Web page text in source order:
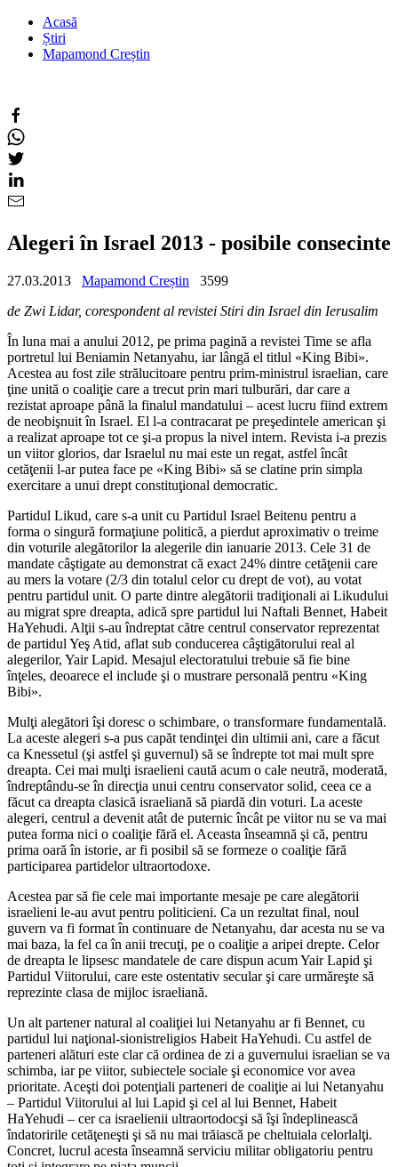
Acasă
Știri
Mapamond Creștin
Alegeri în Israel 2013 - posibile consecinte
27.03.2013 Mapamond Creștin
3599
de Zwi Lidar, corespondent al revistei Stiri din Israel din Ierusalim
În luna mai a anului 2012, pe prima pagină a revistei Time se afla
portretul lui Beniamin Netanyahu, iar lângă el titlul «King Bibi».
Acestea au fost zile strălucitoare pentru prim-ministrul israelian, care
ţine unită o coaliţie care a trecut prin mari tulburări, dar care a
rezistat aproape până la finalul mandatului – acest lucru fiind extrem
de neobişnuit în Israel. El l-a contracarat pe preşedintele american şi
a realizat aproape tot ce şi-a propus la nivel intern. Revista i-a prezis
un viitor glorios, dar Israelul nu mai este un regat, astfel încât
cetăţenii l-ar putea face pe «King Bibi» să se clatine prin simpla
exercitare a unui drept constituţional democratic.
Partidul Likud, care s-a unit cu Partidul Israel Beitenu pentru a
forma o singură formaţiune politică, a pierdut aproximativ o treime
din voturile alegătorilor la alegerile din ianuarie 2013. Cele 31 de
mandate câştigate au demonstrat că exact 24% dintre cetăţenii care
au mers la votare (2/3 din totalul celor cu drept de vot), au votat
pentru partidul unit. O parte dintre alegătorii tradiţionali ai Likudului
au migrat spre dreapta, adică spre partidul lui Naftali Bennet, Habeit
HaYehudi. Alţii s-au îndreptat către centrul conservator reprezentat
de partidul Yeş Atid, aflat sub conducerea câştigătorului real al
alegerilor, Yair Lapid. Mesajul electoratului trebuie să fie bine
înţeles, deoarece el include şi o mustrare personală pentru «King
Bibi».
Mulţi alegători îşi doresc o schimbare, o transformare fundamentală.
La aceste alegeri s-a pus capăt tendinţei din ultimii ani, care a făcut
ca Knessetul (şi astfel şi guvernul) să se îndrepte tot mai mult spre
dreapta. Cei mai mulţi israelieni caută acum o cale neutră, moderată,
îndreptându-se în direcţia unui centru conservator solid, ceea ce a
făcut ca dreapta clasică israeliană să piardă din voturi. La aceste
alegeri, centrul a devenit atât de puternic încât pe viitor nu se va mai
putea forma nici o coaliţie fără el. Aceasta înseamnă şi că, pentru
prima oară în istorie, ar fi posibil să se formeze o coaliţie fără
participarea partidelor ultraortodoxe.
Acestea par să fie cele mai importante mesaje pe care alegătorii
israelieni le-au avut pentru politicieni. Ca un rezultat final, noul
guvern va fi format în continuare de Netanyahu, dar acesta nu se va
mai baza, la fel ca în anii trecuţi, pe o coaliţie a aripei drepte. Celor
de dreapta le lipsesc mandatele de care dispun acum Yair Lapid şi
Partidul Viitorului, care este ostentativ secular şi care urmăreşte să
reprezinte clasa de mijloc israeliană.
Un alt partener natural al coaliţiei lui Netanyahu ar fi Bennet, cu
partidul lui naţional-sionistreligios Habeit HaYehudi. Cu astfel de
parteneri alături este clar că ordinea de zi a guvernului israelian se va
schimba, iar pe viitor, subiectele sociale şi economice vor avea
prioritate. Aceşti doi potenţiali parteneri de coaliţie ai lui Netanyahu
– Partidul Viitorului al lui Lapid şi cel al lui Bennet, Habeit
HaYehudi – cer ca israelienii ultraortodocşi să îşi îndeplinească
îndatoririle cetăţeneşti şi să nu mai trăiască pe cheltuiala celorlalţi.
Concret, lucrul acesta înseamnă serviciu militar obligatoriu pentru